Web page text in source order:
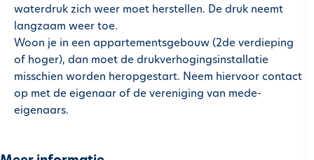
waterdruk zich weer moet herstellen. De druk neemt
langzaam weer toe.
Woon je in een appartementsgebouw (2de verdieping
of hoger), dan moet de drukverhogingsinstallatie
misschien worden heropgestart. Neem hiervoor contact
op met de eigenaar of de vereniging van mede-
eigenaars.